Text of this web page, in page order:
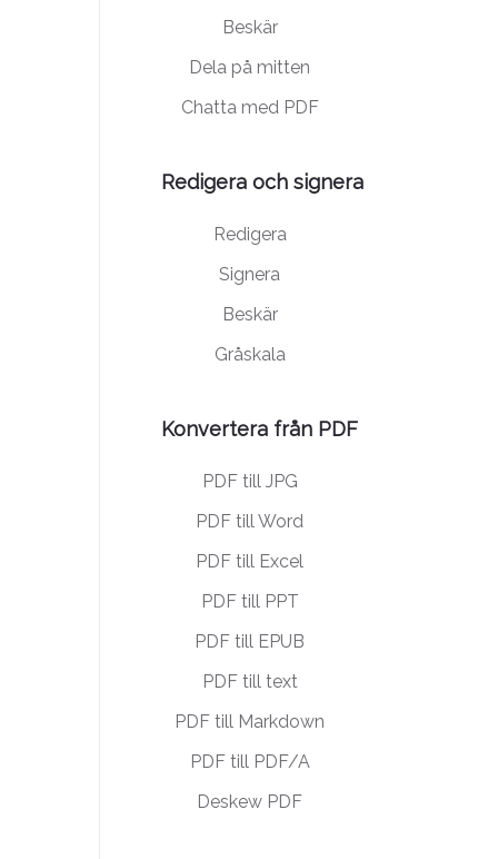
Beskär
Dela på mitten
Chatta med PDF
Redigera och signera
Redigera
Signera
Beskär
Gråskala
Konvertera från PDF
PDF till JPG
PDF till Word
PDF till Excel
PDF till PPT
PDF till EPUB
PDF till text
PDF till Markdown
PDF till PDF/A
Deskew PDF